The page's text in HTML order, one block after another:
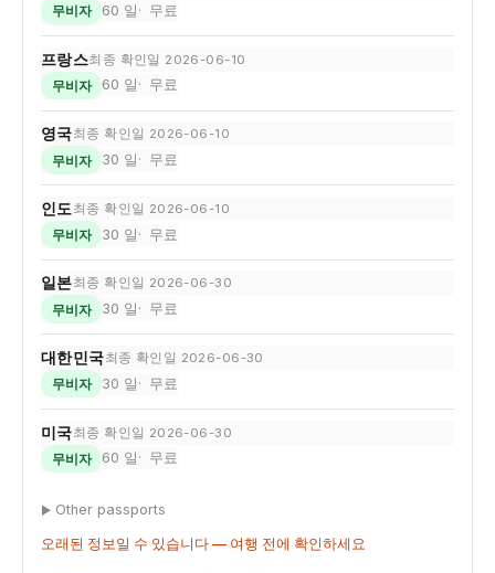
무비자 60 일 무료
프랑스최종 확인일 2026-06-10
무비자 60 일 무료
영국최종 확인일 2026-06-10
무비자 30 일 무료
인도 최종 확인일 2026-06-10
무비자 30 일 무료
일본최종 확인일 2026-06-30
무비자 30 일 무료
대한민국최종 확인일 2026-06-30
무비자 30 일 무료
미국최종 확인일 2026-06-30
무비자 60 일 무료
Other passports
오래된 정보일 수 있습니다 — 여행 전에 확인하세요